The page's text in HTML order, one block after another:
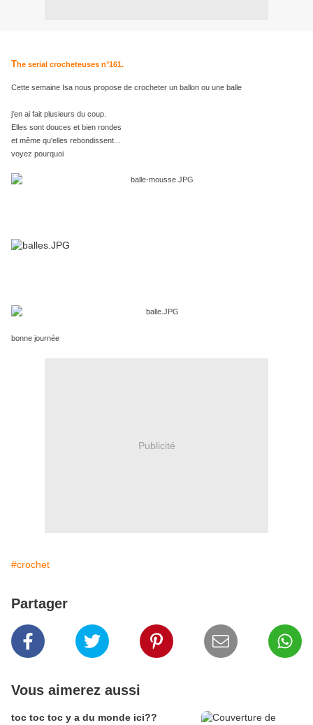
The serial crocheteuses n°161.
Cette semaine Isa nous propose de crocheter un ballon ou une balle
j'en ai fait plusieurs du coup.
Elles sont douces et bien rondes
et même qu'elles rebondissent...
voyez pourquoi
bonne journée
Publicité
#crochet
Partager
Vous aimerez aussi
toc toc toc y a du monde ici??